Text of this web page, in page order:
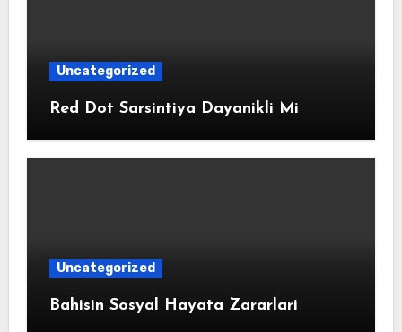
Uncategorized
Red Dot Sarsintiya Dayanikli Mi
Uncategorized
Bahisin Sosyal Hayata Zararlari